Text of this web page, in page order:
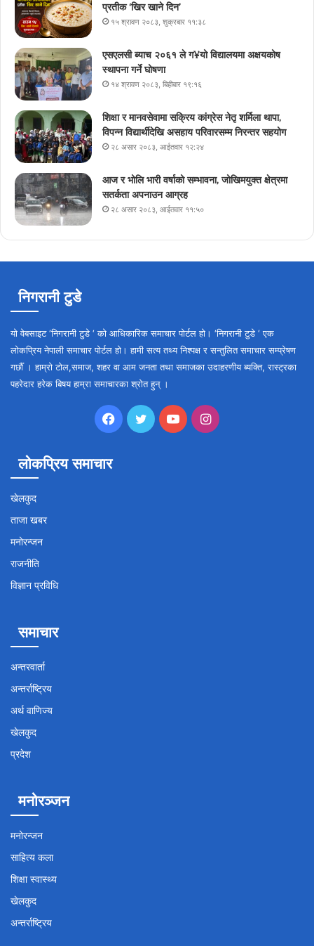
प्रतीक ‘खिर खाने दिन’
१५ श्रावण २०८३, शुक्रबार ११:३८
एसएलसी ब्याच २०६१ ले ग¥यो विद्यालयमा अक्षयकोष
स्थापना गर्ने घोषणा
१४ श्रावण २०८३, बिहीबार १९:१६
शिक्षा र मानवसेवामा सक्रिय कांग्रेस नेतृ शर्मिला थापा,
विपन्न विद्यार्थीदेखि असहाय परिवारसम्म निरन्तर सहयोग
२८ असार २०८३, आईतवार १२:२४
आज र भोलि भारी वर्षाको सम्भावना, जोखिमयुक्त क्षेत्रमा
सतर्कता अपनाउन आग्रह
२८ असार २०८३, आईतवार ११:५०
निगरानी टुडे
यो वेबसाइट ‘निगरानी टुडे ‘ को आधिकारिक समाचार पोर्टल हो। ‘निगरानी टुडे ‘ एक
लोकप्रिय नेपाली समाचार पोर्टल हो। हामी सत्य तथ्य निश्पक्ष र सन्तुलित समाचार सम्प्रेषण
गर्छौँ । हाम्रो टोल,समाज, शहर वा आम जनता तथा समाजका उदाहरणीय ब्यक्ति, रास्ट्रका
पहरेदार हरेक बिषय हाम्रा समाचारका श्रोत हुन् ।
Facebook
TwitterYouTubeInstagram
लोकप्रिय समाचार
खेलकुद
ताजा खबर
मनोरन्जन
राजनीति
विज्ञान प्रविधि
समाचार
अन्तरवार्ता
अन्तर्राष्ट्रिय
अर्थ वाणिज्य
खेलकुद
प्रदेश
मनोरञ्जन
मनोरन्जन
साहित्य कला
शिक्षा स्वास्थ्य
खेलकुद
अन्तर्राष्ट्रिय